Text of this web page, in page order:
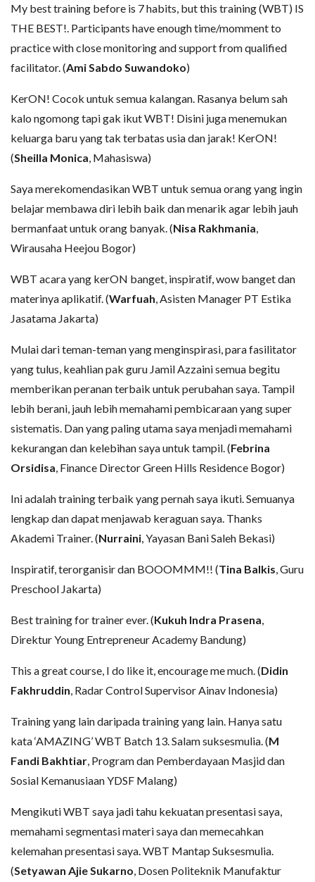
My best training before is 7 habits, but this training (WBT) IS
THE BEST!. Participants have enough time/momment to
practice with close monitoring and support from qualified
facilitator. (Ami Sabdo Suwandoko)
KerON! Cocok untuk semua kalangan. Rasanya belum sah
kalo ngomong tapi gak ikut WBT! Disini juga menemukan
keluarga baru yang tak terbatas usia dan jarak! KerON!
(Sheilla Monica, Mahasiswa)
Saya merekomendasikan WBT untuk semua orang yang ingin
belajar membawa diri lebih baik dan menarik agar lebih jauh
bermanfaat untuk orang banyak. (Nisa Rakhmania,
Wirausaha Heejou Bogor)
WBT acara yang kerON banget, inspiratif, wow banget dan
materinya aplikatif. (Warfuah, Asisten Manager PT Estika
Jasatama Jakarta)
Mulai dari teman-teman yang menginspirasi, para fasilitator
yang tulus, keahlian pak guru Jamil Azzaini semua begitu
memberikan peranan terbaik untuk perubahan saya. Tampil
lebih berani, jauh lebih memahami pembicaraan yang super
sistematis. Dan yang paling utama saya menjadi memahami
kekurangan dan kelebihan saya untuk tampil. (Febrina
Orsidisa, Finance Director Green Hills Residence Bogor)
Ini adalah training terbaik yang pernah saya ikuti. Semuanya
lengkap dan dapat menjawab keraguan saya. Thanks
Akademi Trainer. (Nurraini, Yayasan Bani Saleh Bekasi)
Inspiratif, terorganisir dan BOOOMMM!! (Tina Balkis, Guru
Preschool Jakarta)
Best training for trainer ever. (Kukuh Indra Prasena,
Direktur Young Entrepreneur Academy Bandung)
This a great course, I do like it, encourage me much. (Didin
Fakhruddin, Radar Control Supervisor Ainav Indonesia)
Training yang lain daripada training yang lain. Hanya satu
kata ‘AMAZING’ WBT Batch 13. Salam suksesmulia. (M
Fandi Bakhtiar, Program dan Pemberdayaan Masjid dan
Sosial Kemanusiaan YDSF Malang)
Mengikuti WBT saya jadi tahu kekuatan presentasi saya,
memahami segmentasi materi saya dan memecahkan
kelemahan presentasi saya. WBT Mantap Suksesmulia.
(Setyawan Ajie Sukarno, Dosen Politeknik Manufaktur